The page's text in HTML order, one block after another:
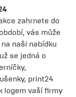
zahrnete do
vás může
naši nabídku
se jedná o
print24
logem vaší firmy